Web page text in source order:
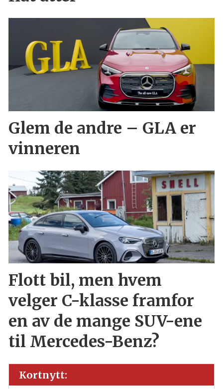
Glem de andre – GLA er
vinneren
Flott bil, men hvem
velger C-klasse framfor
en av de mange SUV-ene
til Mercedes-Benz?
Kortnytt: